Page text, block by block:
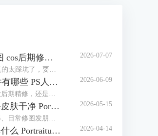
cos后期怎么修图 cos后期修图怎么磨皮好看 2026-07-07
PS人像修图插件有哪些 PS人像修图插件怎么用 2026-06-09
人像修图怎么修皮肤干净 Portraiture怎么修人像脸部五官 2026-05-15
人像修图主要修什么 Portraiture插件怎么用 2026-04-14